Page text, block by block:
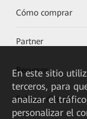
Cómo comprar
Partner
Recursos
Enlaces directos
En este sitio
terceros, para
analizar el
personalizar el